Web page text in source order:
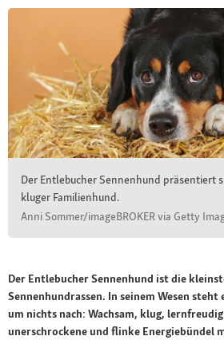
Der Entlebucher Sennenhund präsentiert
kluger Familienhund.
Anni Sommer/imageBROKER via Getty
Der Entlebucher Sennenhund ist die
Sennenhundrassen. In seinem Wesen
um nichts nach: Wachsam, klug,
unerschrockene und flinke Energiebündel